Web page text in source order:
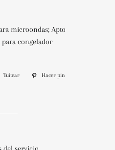
microondas; Apto
para congelador
Tuitear
Tuitear
Hacer pin